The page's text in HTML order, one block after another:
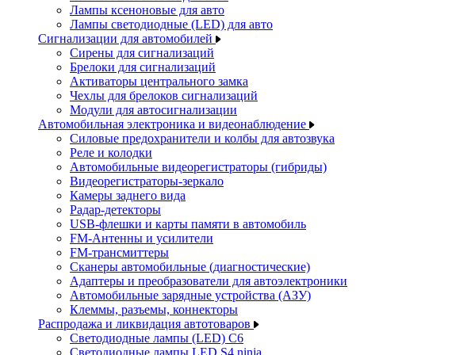
Лампы ксеноновые для авто
Лампы светодиодные (LED) для авто
Сигнализации для автомобилей
Сирены для сигнализаций
Брелоки для сигнализаций
Активаторы центрального замка
Чехлы для брелоков сигнализаций
Модули для автосигнализации
Автомобильная электроника и видеонаблюдение
Силовые предохранители и колбы для автозвука
Реле и колодки
Автомобильные видеорегистраторы (гибриды)
Видеорегистраторы-зеркало
Камеры заднего вида
Радар-детекторы
USB-флешки и карты памяти в автомобиль
FM-Антенны и усилители
FM-трансмиттеры
Сканеры автомобильные (диагностические)
Адаптеры и преобразователи для автоэлектроники
Автомобильные зарядные устройства (АЗУ)
Клеммы, разъемы, коннекторы
Распродажа и ликвидация автотоваров
Светодиодные лампы (LED) C6
Светодиодные лампы LED S4 ninja